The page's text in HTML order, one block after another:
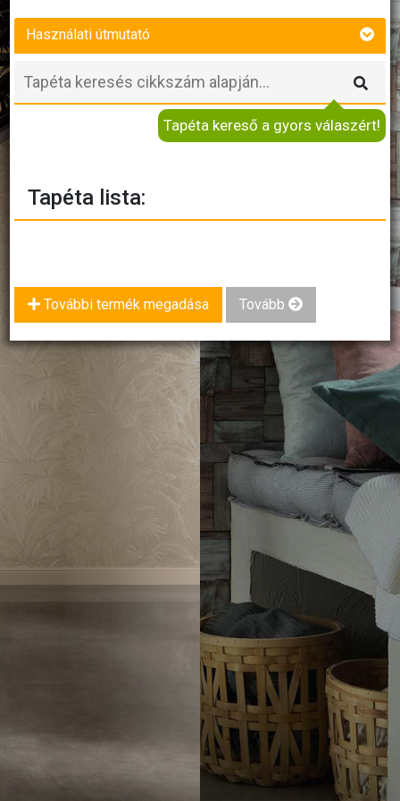
Használati útmutató
Tapéta kereső a gyors válaszért!
Tapéta lista:
További termék megadása Tovább